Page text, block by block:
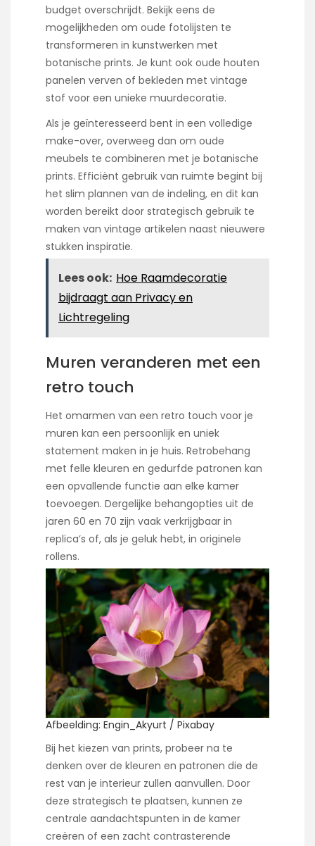
budget overschrijdt. Bekijk eens de
mogelijkheden om oude fotolijsten te
transformeren in kunstwerken met
botanische prints. Je kunt ook oude houten
panelen verven of bekleden met vintage
stof voor een unieke muurdecoratie.
Als je geïnteresseerd bent in een volledige
make-over, overweeg dan om oude
meubels te combineren met je botanische
prints. Efficiënt gebruik van ruimte begint bij
het slim plannen van de indeling, en dit kan
worden bereikt door strategisch gebruik te
maken van vintage artikelen naast nieuwere
stukken inspiratie.
Lees ook: Hoe Raamdecoratie
bijdraagt aan Privacy en
Lichtregeling
Muren veranderen met een
retro touch
Het omarmen van een retro touch voor je
muren kan een persoonlijk en uniek
statement maken in je huis. Retrobehang
met felle kleuren en gedurfde patronen kan
een opvallende functie aan elke kamer
toevoegen. Dergelijke behangopties uit de
jaren 60 en 70 zijn vaak verkrijgbaar in
replica’s of, als je geluk hebt, in originele
rollens.
Afbeelding: Engin_Akyurt / Pixabay
Bij het kiezen van prints, probeer na te
denken over de kleuren en patronen die de
rest van je interieur zullen aanvullen. Door
deze strategisch te plaatsen, kunnen ze
centrale aandachtspunten in de kamer
creëren of een zacht contrasterende